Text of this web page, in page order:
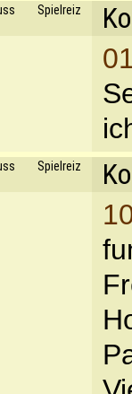
Spielreiz
Spielreiz